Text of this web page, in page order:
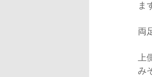
ま
両
上
み